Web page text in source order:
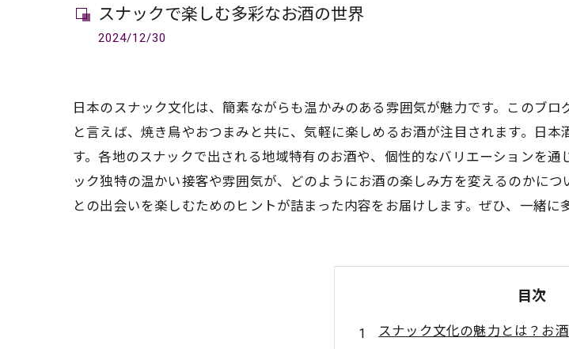
スナックで楽しむ多彩なお酒の世界
2024/12/30
日本のスナック文化は、簡素ながらも温かみのある雰囲気が魅力です。このブ
と言えば、焼き鳥やおつまみと共に、気軽に楽しめるお酒が注目されます。日
す。各地のスナックで出される地域特有のお酒や、個性的なバリエーションを
ック独特の温かい接客や雰囲気が、どのようにお酒の楽しみ方を変えるのかに
との出会いを楽しむためのヒントが詰まった内容をお届けします。ぜひ、一緒に
目次
スナック文化の魅力とは？お